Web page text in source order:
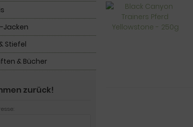
Jacken
Stiefel
& Bücher
zurück!